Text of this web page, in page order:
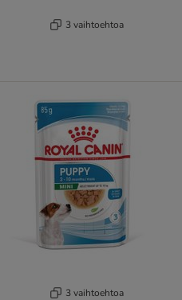
3 vaihtoehtoa
3 vaihtoehtoa